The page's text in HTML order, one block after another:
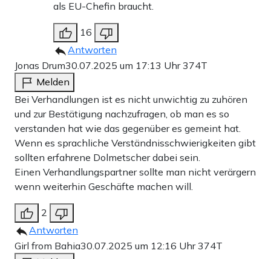
als EU-Chefin braucht.
16
Antworten
Jonas Drum30.07.2025 um 17:13 Uhr374T
Melden
Bei Verhandlungen ist es nicht unwichtig zu zuhören
und zur Bestätigung nachzufragen, ob man es so
verstanden hat wie das gegenüber es gemeint hat.
Wenn es sprachliche Verständnisschwierigkeiten gibt
sollten erfahrene Dolmetscher dabei sein.
Einen Verhandlungspartner sollte man nicht verärgern
wenn weiterhin Geschäfte machen will.
2
Antworten
Girl from Bahia30.07.2025 um 12:16 Uhr374T